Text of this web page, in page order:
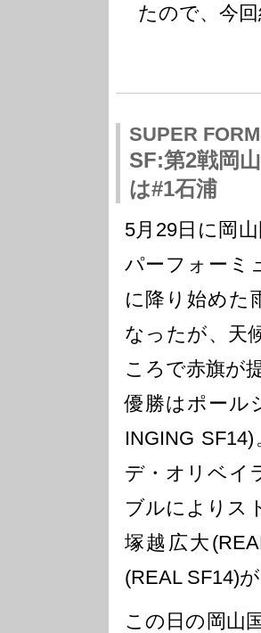
たので、今
SUPER
SF:第2戦岡
は#1石浦
5月29日に岡
パーフォーミ
に降り始めた
なったが、天
ころで赤旗が
優勝はポール
INGING
デ・オリベイ
ブルによりス
塚越広大
(REAL SF14)
この日の岡山